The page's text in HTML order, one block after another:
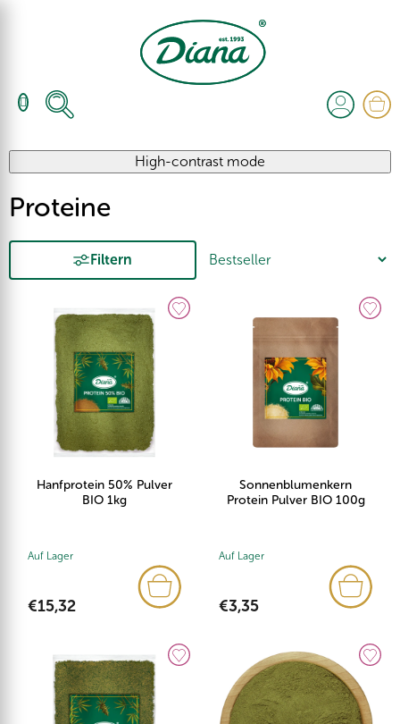
High-contrast mode
Proteine
Filtern
Hanfprotein 50% Pulver
BIO 1kg
Auf Lager
€15,32
Sonnenblumenkern
Protein Pulver BIO 100g
Auf Lager
€3,35